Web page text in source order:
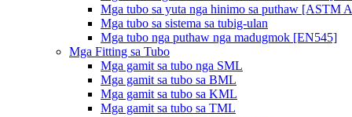
Mga tubo sa yuta nga hinimo sa puthaw [ASTM
Mga tubo sa sistema sa tubig-ulan
Mga tubo nga puthaw nga madugmok [EN545]
Mga Fitting sa Tubo
Mga gamit sa tubo nga SML
Mga gamit sa tubo sa BML
Mga gamit sa tubo sa KML
Mga gamit sa tubo sa TML